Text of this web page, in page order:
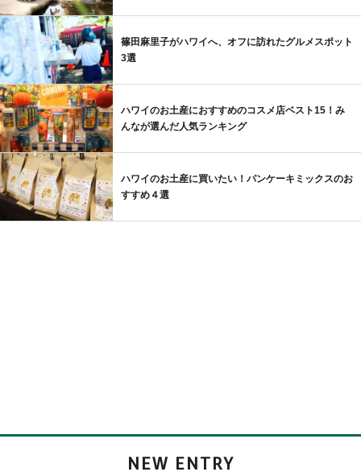
篠田麻里子がハワイへ、オフに訪れたグルメスポット
3選
ハワイのお土産におすすめのコスメ店ベスト15！み
んなが選んだ人気ランキング
ハワイのお土産に買いたい！パンケーキミックスのお
すすめ４選
NEW ENTRY